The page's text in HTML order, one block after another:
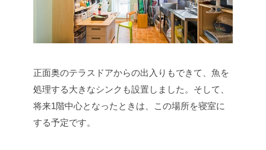
正面奥のテラスドアからの出入りもできて、魚を
処理する大きなシンクも設置しました。そして、
将来1階中心となったときは、この場所を寝室に
する予定です。